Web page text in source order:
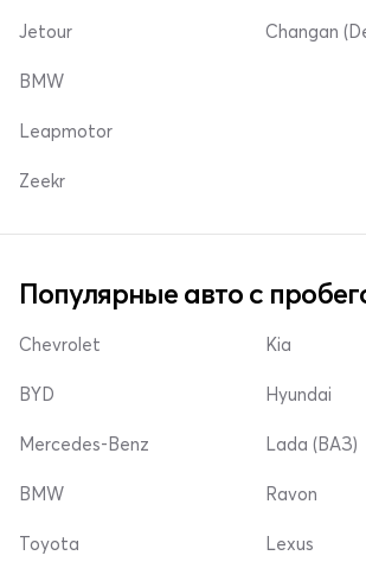
Jetour Changan
BMW
Leapmotor
Zeekr
Популярные авто с
Chevrolet
BYD
Mercedes-Benz
Kia
Hyundai
Lada (ВАЗ)
BMW
Toyota
Ravon
Lexus